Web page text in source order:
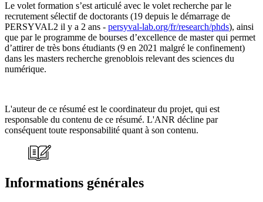
Le volet formation s’est articulé avec le volet recherche par le
recrutement sélectif de doctorants (19 depuis le démarrage de
PERSYVAL2 il y a 2 ans - persyval-lab.org/fr/research/phds), ainsi
que par le programme de bourses d’excellence de master qui permet
d’attirer de très bons étudiants (9 en 2021 malgré le confinement)
dans les masters recherche grenoblois relevant des sciences du
numérique.
L'auteur de ce résumé est le coordinateur du projet, qui est
responsable du contenu de ce résumé. L'ANR décline par
conséquent toute responsabilité quant à son contenu.
Informations générales